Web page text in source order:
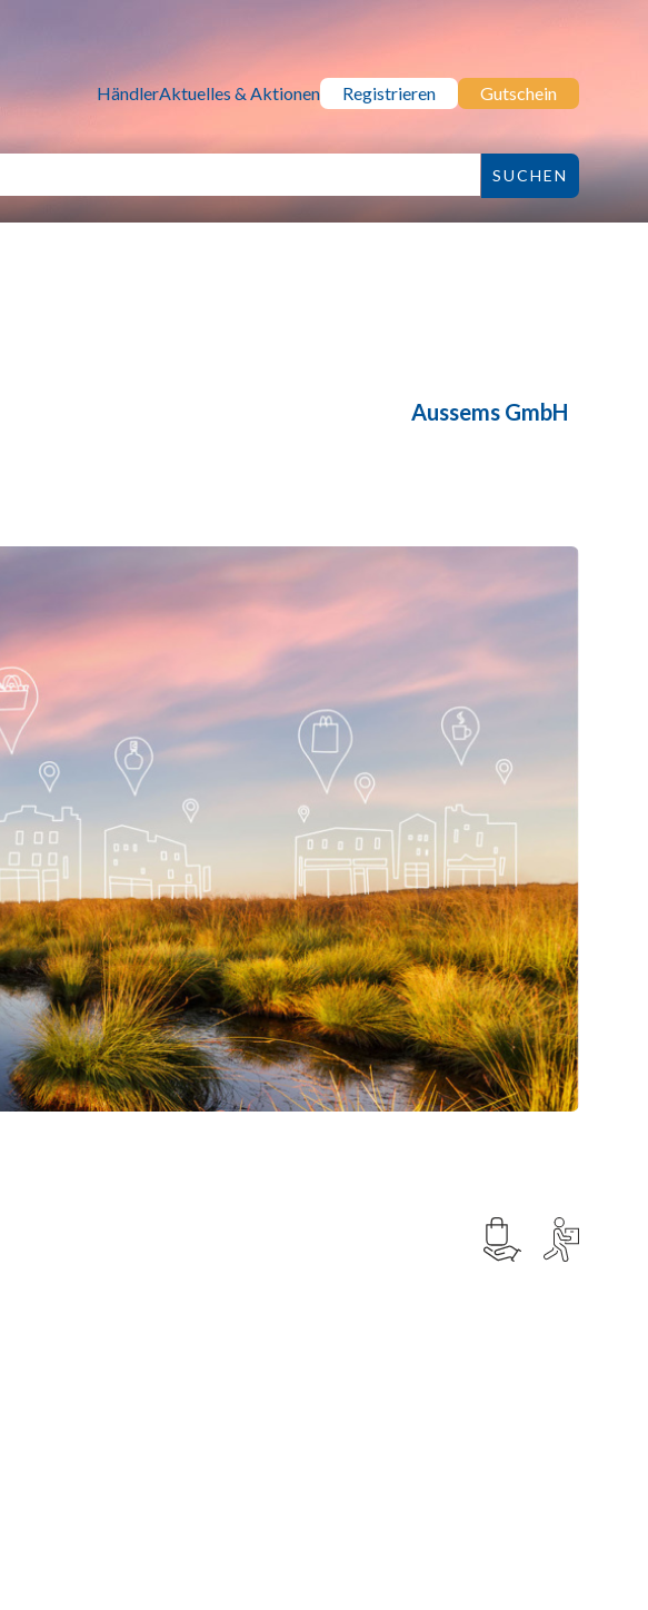
HändlerAktuelles & Aktionen Registrieren Gutschein
Aussems GmbH